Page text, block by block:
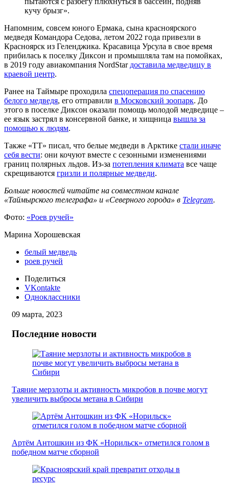
кучу брызг».
Напомним, совсем юного Ермака, сына красноярского
медведя Командора Седова, летом 2022 года привезли в
Красноярск из Геленджика. Красавица Урсула в свое время
прибилась к поселку Диксон и промышляла там на помойках,
в 2019 году авиакомпания NordStar доставила медведицу в
краевой центр.
Ранее на Таймыре проходила спецоперация по спасению
белого медведя, его отправили в Московский зоопарк. До
этого в поселке Диксон оказали помощь молодой медведице –
ее язык застрял в консервной банке, и хищница вышла за
помощью к людям.
Также «ТТ» писал, что белые медведи в Арктике стали иначе
себя вести: они кочуют вместе с сезонными изменениями
границ полярных льдов. Из-за потепления климата все чаще
скрещиваются гризли и полярные медведи.
Больше новостей читайте на совместном канале
«Таймырского телеграфа» и «Северного города» в Telegram.
Фото: «Роев ручей»
Марина Хорошевская
белый медведь
роев ручей
Поделиться
VKontakte
Одноклассники
09 марта, 2023
Последние новости
Таяние мерзлоты и активность микробов в почве могут
увеличить выбросы метана в Сибири
Артём Антошкин из ФК «Норильск» отметился голом в
победном матче сборной